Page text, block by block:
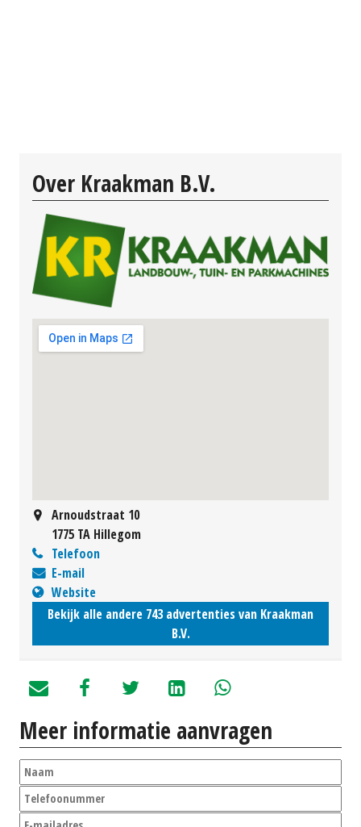
Over Kraakman B.V.
Arnoudstraat 10
1775 TA Hillegom
Telefoon
E-mail
Website
Bekijk alle andere 743 advertenties van Kraakman
B.V.
Meer informatie aanvragen